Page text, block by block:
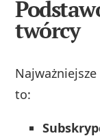
twórcy
to: